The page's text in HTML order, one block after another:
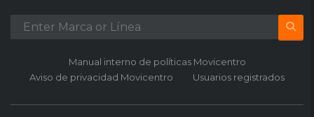
Manual interno de políticas Movicentro
Aviso de privacidad Movicentro
Usuarios registrados